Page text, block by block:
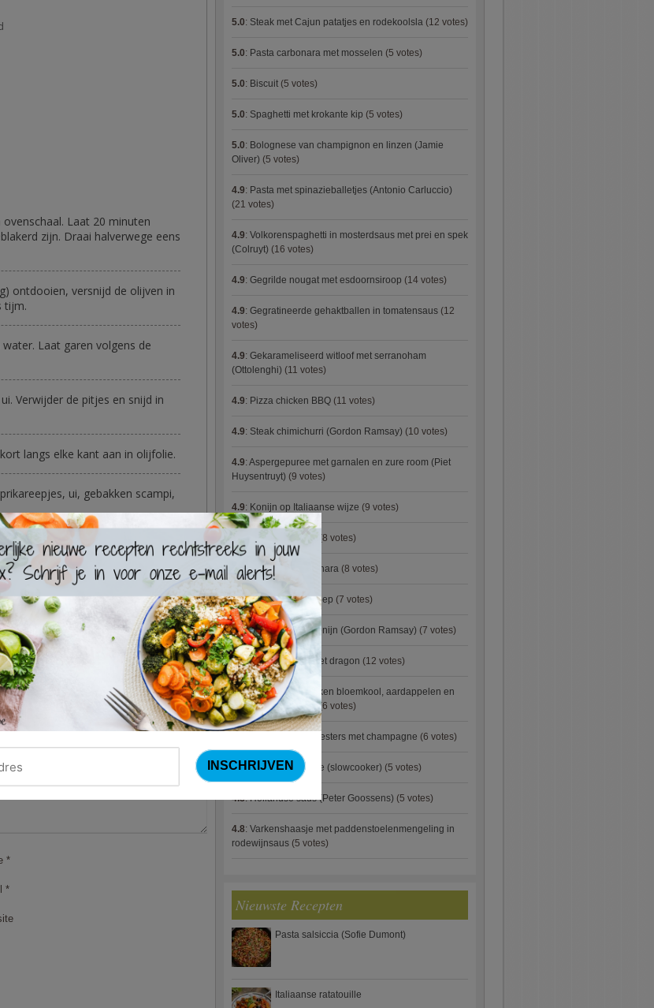
Laat 20 minuten
zijn. Draai halverwege eens
ontdooien, versnijd de olijven in
tijm.
Laat garen volgens de
Verwijder de pitjes en snijd in
langs elke kant aan in olijfolie.
ui, gebakken scampi,
Smakelijk!
*
*
5.0: Steak met Cajun patatjes en rodekoolsla (12 votes)
5.0: Pasta carbonara met mosselen (5 votes)
5.0: Biscuit (5 votes)
5.0: Spaghetti met krokante kip (5 votes)
5.0: Bolognese van champignon en linzen (Jamie
Oliver) (5 votes)
4.9: Pasta met spinazieballetjes (Antonio Carluccio)
(21 votes)
4.9: Volkorenspaghetti in mosterdsaus met prei en spek
(Colruyt) (16 votes)
4.9: Gegrilde nougat met esdoornsiroop (14 votes)
4.9: Gegratineerde gehaktballen in tomatensaus (12
votes)
4.9: Gekarameliseerd witloof met serranoham
(Ottolenghi) (11 votes)
4.9: Pizza chicken BBQ (11 votes)
4.9: Steak chimichurri (Gordon Ramsay) (10 votes)
4.9: Aspergepuree met garnalen en zure room (Piet
Huysentruyt) (9 votes)
4.9: Konijn op Italiaanse wijze (9 votes)
(8 votes)
4.9:Courgette carbonara (8 votes)
4.9:Aziatische preisoep (7 votes)
4.9:Fricassee van konijn (Gordon Ramsay) (7 votes)
4.8:Gestoofde kip met dragon (12 votes)
4.8:Zalm met gebakken bloemkool, aardappelen en
spek (Jeroen Meus)(6 votes)
Gegratineerde oesters met champagne (6 votes)
4.8:Linzenbolognese (slowcooker) (5 votes)
4.8:Hollandse saus (Peter Goossens) (5 votes)
4.8: Varkenshaasje met paddenstoelenmengeling in
rodewijnsaus (5 votes)
Nieuwste Recepten
Pasta salsiccia (Sofie Dumont)
Italiaanse ratatouille
×